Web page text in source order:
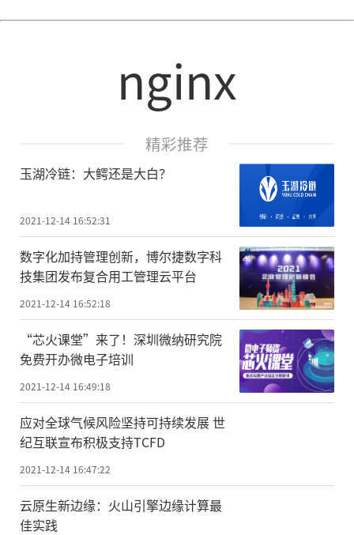
nginx
精彩推荐
玉湖冷链：大鳄还是大白？
2021-12-14 16:52:31
数字化加持管理创新，博尔捷数字科
技集团发布复合用工管理云平台
2021-12-14 16:52:18
“芯火课堂”来了！深圳微纳研究院
免费开办微电子培训
2021-12-14 16:49:18
应对全球气候风险坚持可持续发展 世
纪互联宣布积极支持TCFD
2021-12-14 16:47:22
云原生新边缘：火山引擎边缘计算最
佳实践